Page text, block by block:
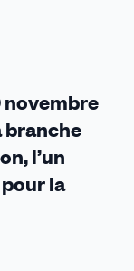
suspendu
novembre
branche
l’un
la